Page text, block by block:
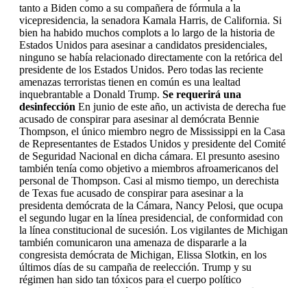
tanto a Biden como a su compañera de fórmula a la
vicepresidencia, la senadora Kamala Harris, de California. Si
bien ha habido muchos complots a lo largo de la historia de
Estados Unidos para asesinar a candidatos presidenciales,
ninguno se había relacionado directamente con la retórica del
presidente de los Estados Unidos. Pero todas las reciente
amenazas terroristas tienen en común es una lealtad
inquebrantable a Donald Trump. Se requerirá una
desinfección En junio de este año, un activista de derecha fue
acusado de conspirar para asesinar al demócrata Bennie
Thompson, el único miembro negro de Mississippi en la Casa
de Representantes de Estados Unidos y presidente del Comité
de Seguridad Nacional en dicha cámara. El presunto asesino
también tenía como objetivo a miembros afroamericanos del
personal de Thompson. Casi al mismo tiempo, un derechista
de Texas fue acusado de conspirar para asesinar a la
presidenta demócrata de la Cámara, Nancy Pelosi, que ocupa
el segundo lugar en la línea presidencial, de conformidad con
la línea constitucional de sucesión. Los vigilantes de Michigan
también comunicaron una amenaza de dispararle a la
congresista demócrata de Michigan, Elissa Slotkin, en los
últimos días de su campaña de reelección. Trump y su
régimen han sido tan tóxicos para el cuerpo político